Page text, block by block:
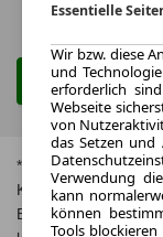
* Jeweils
Kraftstoffverbrauch
Emissionen und
Essentielle
Wir bzw. diese
und
erforderlich
Webseite
von
das Setzen
Verwendung
kann
können
Tools